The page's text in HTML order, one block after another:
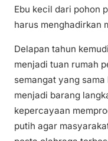
Ebu kecil dari pohon
harus menghadirkan
Delapan tahun
menjadi tuan rumah
semangat yang
menjadi barang
kepercayaan
putih agar